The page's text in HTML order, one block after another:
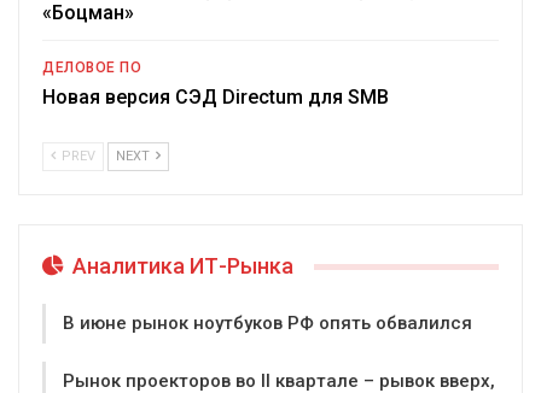
«Боцман»
ДЕЛОВОЕ ПО
Новая версия СЭД Directum для SMB
PREV NEXT
Аналитика ИТ-Рынка
В июне рынок ноутбуков РФ опять обвалился
Рынок проекторов во II квартале – рывок вверх,